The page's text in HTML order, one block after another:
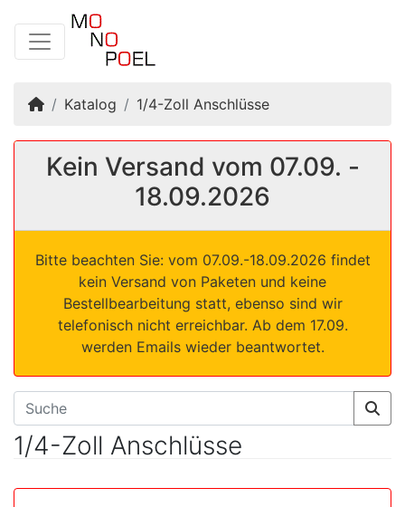
Startseite
Katalog 1/4-Zoll Anschlüsse
Kein Versand vom 07.09. -
18.09.2026
Bitte beachten Sie: vom 07.09.-18.09.2026 findet
kein Versand von Paketen und keine
Bestellbearbeitung statt, ebenso sind wir
telefonisch nicht erreichbar. Ab dem 17.09.
werden Emails wieder beantwortet.
1/4-Zoll Anschlüsse